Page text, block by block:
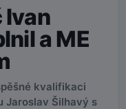
Ivan
a ME
kvalifikaci
Jaroslav Šilhavý s